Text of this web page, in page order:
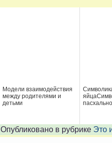
Модели взаимодействия
между родителями и
детьми
Опубликовано в рубрике Это